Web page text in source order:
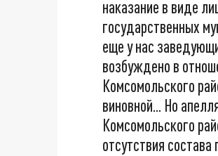
наказание в виде
государственных
еще у нас
возбуждено в
Комсомольского
виновной... Но
Комсомольского
отсутствия состава